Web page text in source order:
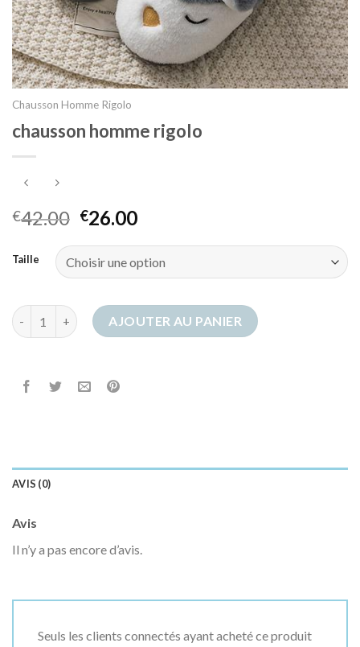
Chausson Homme Rigolo
chausson homme rigolo
€42.00 €26.00
Taille
quantité de chausson homme rigolo
AJOUTER AU PANIER
AVIS (0)
Avis
Il n’y a pas encore d’avis.
Seuls les clients connectés ayant acheté ce produit